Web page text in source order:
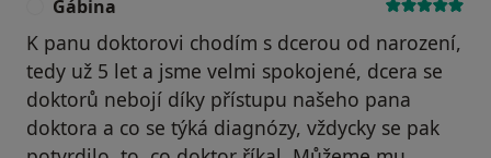
Gábina
K panu doktorovi chodím s dcerou od narození,
tedy už 5 let a jsme velmi spokojené, dcera se
doktorů nebojí díky přístupu našeho pana
doktora a co se týká diagnózy, vždycky se pak